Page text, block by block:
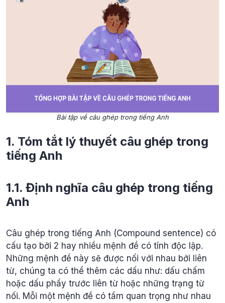
Bài tập về câu ghép trong tiếng Anh
1. Tóm tắt lý thuyết câu ghép trong
tiếng Anh
1.1. Định nghĩa câu ghép trong tiếng
Anh
Câu ghép trong tiếng Anh (Compound sentence) có
cấu tạo bởi 2 hay nhiều mệnh đề có tính độc lập.
Những mệnh đề này sẽ được nối với nhau bởi liên
từ, chúng ta có thể thêm các dấu như: dấu chấm
hoặc dấu phẩy trước liên từ hoặc những trạng từ
nối. Mỗi một mệnh đề có tầm quan trọng như nhau